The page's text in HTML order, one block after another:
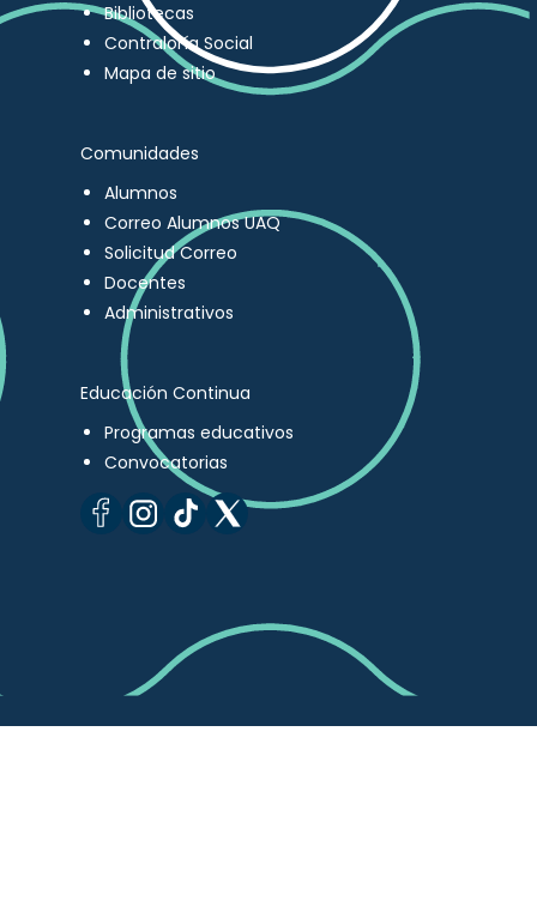
Bibliotecas
Contraloría Social
Mapa de sitio
Comunidades
Alumnos
Correo Alumnos UAQ
Solicitud Correo
Docentes
Administrativos
Educación Continua
Programas educativos
Convocatorias